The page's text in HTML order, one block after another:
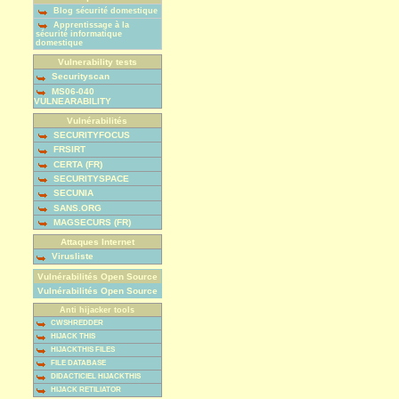
Blog sécurité domestique
Apprentissage à la
sécurité informatique
domestique
Vulnerability tests
Securityscan
MS06-040
VULNEARABILITY
Vulnérabilités
SECURITYFOCUS
FRSIRT
CERTA (FR)
SECURITYSPACE
SECUNIA
SANS.ORG
MAGSECURS (FR)
Attaques Internet
Virusliste
Vulnérabilités Open Source
Vulnérabilités Open Source
Anti hijacker tools
CWSHREDDER
HIJACK THIS
HIJACKTHIS FILES
FILE DATABASE
DIDACTICIEL HIJACKTHIS
HIJACK RETILIATOR